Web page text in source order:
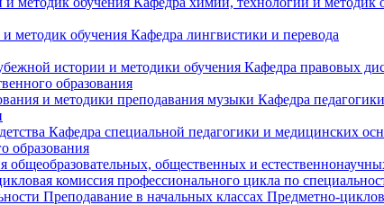
методик обучения Кафедра лингвистики и перевода
истории и методики обучения Кафедра правовых
образования
и методики преподавания музыки Кафедра педагогики
Кафедра специальной педагогики и медицинских
образования
общеобразовательных, общественных и
комиссия профессионального цикла по
Преподавание в начальных классах Предметно-